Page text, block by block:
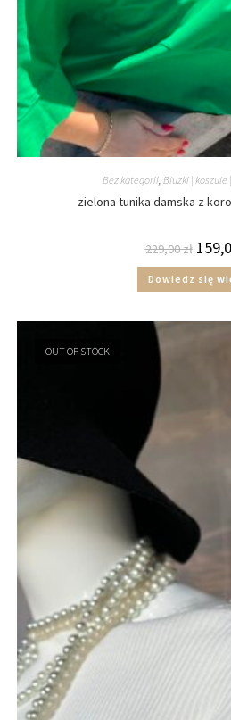
Bez kategorii, Bluzki | koszule
zielona tunika damska z
229,00zł
Dowiedz się
OUT OF STOCK